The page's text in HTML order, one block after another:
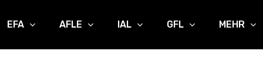
EFA AFLE IAL GFL MEHR